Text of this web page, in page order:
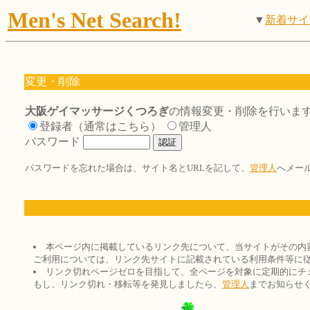
Men's Net Search! ▼ 新着サ
変更・削除
大阪ゲイマッサージくつろぎの情報変更・削除を行いま
登録者（通常はこちら）
管理人
パスワード
パスワードを忘れた場合は、サイト名とURLを記して、 管理人へメー
本ページ内に掲載しているリンク先について、当サイトがその
ご利用については、リンク先サイトに記載されている利用条件等に
リンク切れページゼロを目指して、全ページを対象に定期的に
もし、リンク切れ・移転等を発見しましたら、 管理人 までお知らせ